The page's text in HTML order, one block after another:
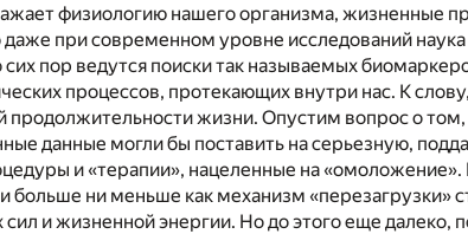
физиологию нашего организма, жизненные
даже при современном уровне исследований
пор ведутся поиски так называемых
процессов, протекающих внутри нас. К
жизни. Опустим вопрос о том,
данные могли бы поставить на серьезную,
и «терапии», нацеленные на
больше ни меньше как механизм «перезагрузки»
и жизненной энергии. Но до этого еще далеко,